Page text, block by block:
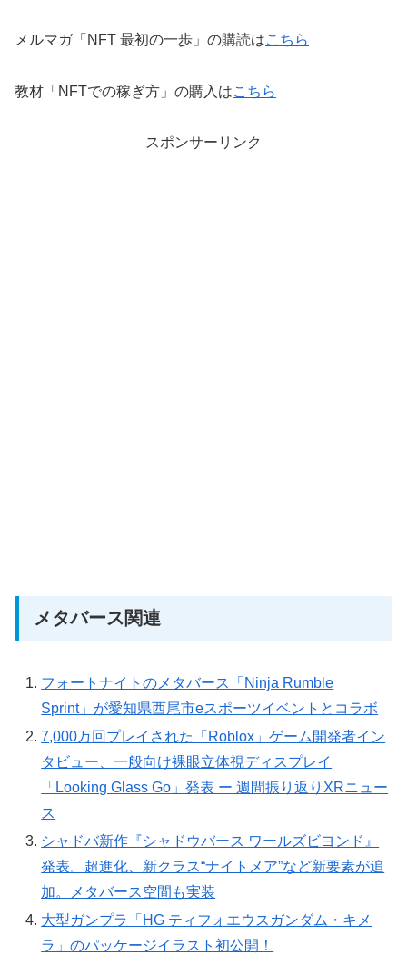
メルマガ「NFT 最初の一歩」の購読はこちら
教材「NFTでの稼ぎ方」の購入はこちら
スポンサーリンク
メタバース関連
フォートナイトのメタバース「Ninja Rumble
Sprint」が愛知県西尾市eスポーツイベントとコラボ
7,000万回プレイされた「Roblox」ゲーム開発者イン
タビュー、一般向け裸眼立体視ディスプレイ
「Looking Glass Go」発表 ー 週間振り返りXRニュー
ス
シャドバ新作『シャドウバース ワールズビヨンド』
発表。超進化、新クラス“ナイトメア”など新要素が追
加。メタバース空間も実装
大型ガンプラ「HG ティフォエウスガンダム・キメ
ラ」のパッケージイラスト初公開！